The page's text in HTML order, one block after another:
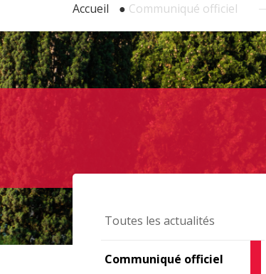
Accueil ● Communiqué officiel
Toutes les actualités
Communiqué officiel